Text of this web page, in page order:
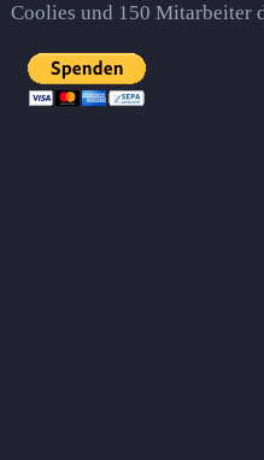
Coolies und 150 Mitarbeiter